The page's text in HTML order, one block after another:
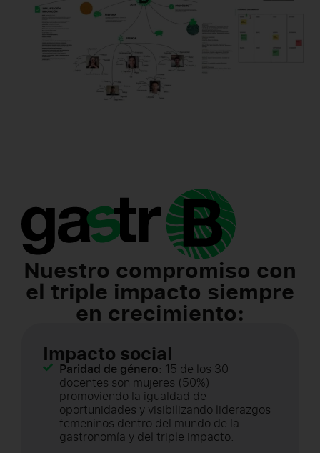
Nuestro compromiso con
el triple impacto siempre
en crecimiento:
Impacto social
Paridad de género: 15 de los 30
docentes son mujeres (50%)
promoviendo la igualdad de
oportunidades y visibilizando liderazgos
femeninos dentro del mundo de la
gastronomía y del triple impacto.